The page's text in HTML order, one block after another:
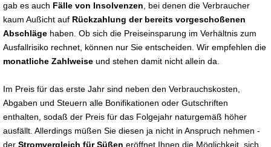
gab es auch Fälle von Insolvenzen , bei denen die Verbraucher
kaum Außicht auf Rückzahlung der bereits vorgeschoßenen
Abschläge haben. Ob sich die Preiseinsparung im Verhältnis zum
Ausfallrisiko rechnet, können nur Sie entscheiden. Wir empfehlen die
monatliche Zahlweise und stehen damit nicht allein da.
Im Preis für das erste Jahr sind neben den Verbrauchskosten,
Abgaben und Steuern alle Bonifikationen oder Gutschriften
enthalten, sodaß der Preis für das Folgejahr naturgemäß höher
ausfällt. Allerdings müßen Sie diesen ja nicht in Anspruch nehmen -
der Stromvergleich für Süßen eröffnet Ihnen die Möglichkeit, sich